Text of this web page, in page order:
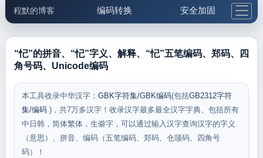
程默的博客 编码转换 安全加固
邮件工具 生活便民 更多工具
“忋”的拼音、“忋”字义、解释、“忋”五笔编码、郑码、四
角号码、Unicode编码
本工具收录中华汉字： GBK字符集/GBK编码(包括GB2312字符
集/编码 )，共7万多汉字！收录汉字最多最全汉字字典、包括所有
中日韩，简体繁体，生僻字，可以通过输入汉字查询汉字的字义
（意思）、拼音、编码（五笔编码、郑码、仓颉码、四角号
码）！